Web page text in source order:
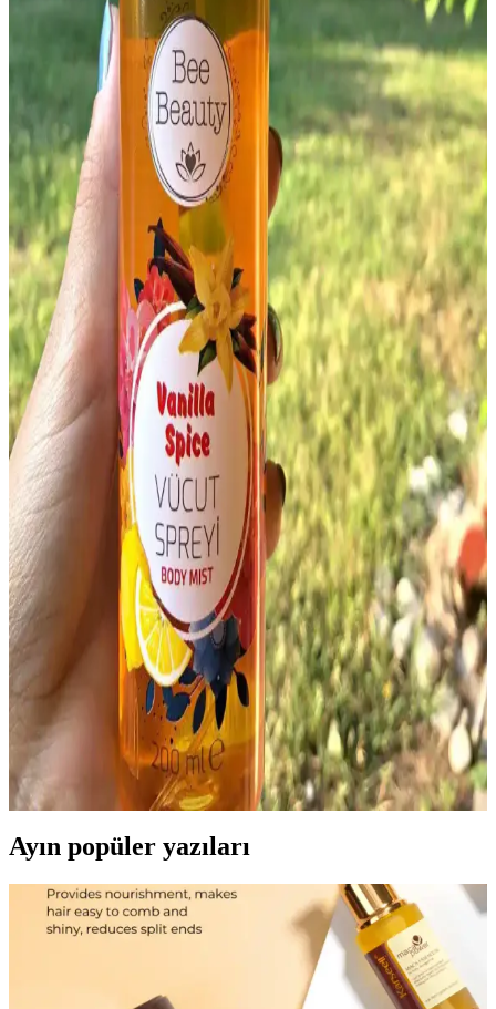
En İyi Erkek Vücut Spreyleri Rehberi: Kalıcı ve
Ferahlatıcı Seçenekler 2023
Erkekler için en iyi vücut spreyleri, kalıcılık, koku profili ve cilt
uyumu açısından detaylı analiz edilerek sunuluyor. Günlük kullanım
ve özel günler için ideal seçenekleri keşfedin.
Victoria's Secret Midnight Bloom Üçlü Vücut Spreyi
Seti Günlük ve Özel Kullanım İçin Uygun
Victoria's Secret Midnight Bloom seti, üç farklı odunsu, çiçeksi ve
vanilya notasıyla günlük ve özel anlarınızı güzelleştirir, kalıcılığı
sınırlı olsa da hafif ve etkileyici kokular sunar.
Chakra Vücut Spreyi Karşılaştırması: Natural
Flowers ve Soft Linen Farkları ve Kullanıcı
Yorumları
Bu makalede Chakra Vücut Spreyi'nin Natural Flowers ve Soft
Linen çeşitleri detaylı karşılaştırılıyor. Her iki ürünün özellikleri,
kullanıcı yorumları ve kalıcılık performansları analiz edilerek, en
uygun seçenek belirleniyor.
Avon Attraction Sensation ve Bargello No.122
Kadın Vücut Spreyi Karşılaştırması
İki popüler kadın vücut spreyi olan Avon Attraction Sensation ve
Bargello No.122'nin detaylı karşılaştırmasıyla, kokular, kalıcılık ve
kullanım alanları hakkında bilgi edinin.
Vücut Spreyi Seçimi ve Kullanımı Hakkında
Bilmeniz Gerekenler
Vücut spreyi seçerken dikkat edilmesi gerekenler, farklı kokular ve
markalar, doğru kullanım ipuçları ve sağlıklı içeriklerin önemi
hakkında detaylar içerir.
Ayın popüler yazıları